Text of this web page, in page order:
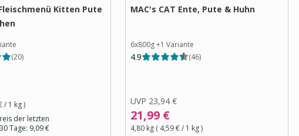
Kitten Pute
(20)
/ 1 kg)
der letzten
30 Tage: 9,09 €
MAC's CAT Ente, Pute & Huhn
6x800g+1 Variante
4.9 (46)
UVP 23,94 €
21,99 €
4,80 kg ( 4,59 €/ 1 kg)